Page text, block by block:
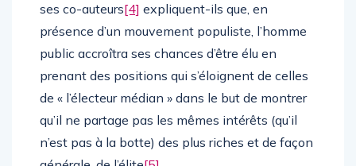
ses co-auteurs[4] expliquent-ils que, en
présence d’un mouvement populiste, l’homme
public accroîtra ses chances d’être élu en
prenant des positions qui s’éloignent de celles
de « l’électeur médian » dans le but de montrer
qu’il ne partage pas les mêmes intérêts (qu’il
n’est pas à la botte) des plus riches et de façon